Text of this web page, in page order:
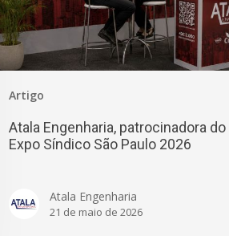
Artigo
Atala Engenharia, patrocinadora do
Expo Síndico São Paulo 2026
Atala Engenharia
21 de maio de 2026